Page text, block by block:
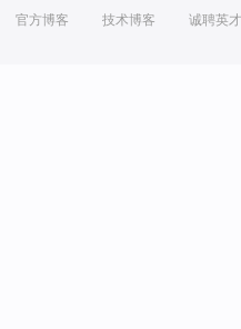
官方博客 技术博客 诚聘英才